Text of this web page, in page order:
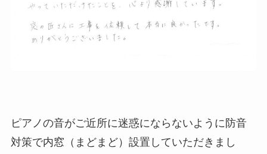
ピアノの音がご近所に迷惑にならないように防音
対策で内窓（まどまど）設置していただきまし